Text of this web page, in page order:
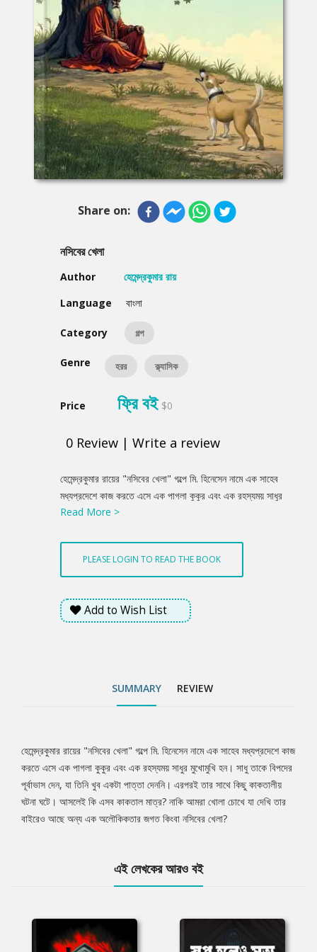
Share on:
নসিবের খেলা
Author
হেমেন্দ্রকুমার রায়
Language
বাংলা
Category গল্প
Genre হরর ক্ল্যাসিক
Price ফ্রি বই $0
0 Review | Write a review
Summery
হেমেন্দ্রকুমার রায়ের "নসিবের খেলা" গল্পে মি. হিনেসেন নামে এক সাহেব
মধ্যপ্রদেশে কাজ করতে এসে এক পাগলা কুকুর এবং এক রহস্যময় সাধুর
মুখোমুখি হন। সাধু তাকে বিপদের পূর্বাভাস দেন, যা তিনি খুব একটা পাত্তা
কাকতাল মাত্র? নাকি আমরা খোলা চোখে যা দেখি তার বাইরেও আছে অন্য
এক অলৌকিকতার জগত কিংবা নসিবের খেলা?
Read More >
PLEASE LOGIN TO READ THE BOOK
Add to Wish List
SUMMARY REVIEW
Tab
Article
হেমেন্দ্রকুমার রায়ের "নসিবের খেলা" গল্পে মি. হিনেসেন নামে এক সাহেব মধ্যপ্রদেশে কাজ
করতে এসে এক পাগলা কুকুর এবং এক রহস্যময় সাধুর মুখোমুখি হন। সাধু তাকে বিপদের
পূর্বাভাস দেন, যা তিনি খুব একটা পাত্তা দেননি। এরপরই তার সাথে কিছু কাকতালীয়
ঘটনা ঘটে। আসলেই কি এসব কাকতাল মাত্র? নাকি আমরা খোলা চোখে যা দেখি তার
বাইরেও আছে অন্য এক অলৌকিকতার জগত কিংবা নসিবের খেলা?
এই লেখকের আরও বই